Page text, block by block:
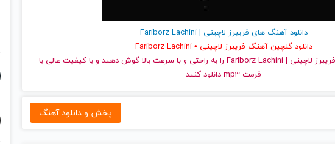
دانلود آهنگ های فریبرز لاچینی | Fariborz Lachini
دانلود گلچین آهنگ فریبرز لاچینی • Fariborz Lachini
و قدیمی فریبرز لاچینی | Fariborz Lachini را به راحتی و با سرعت بالا گوش دهید و با کیفیت عالی با
فرمت mp3 دانلود کنید
پخش و دانلود آهنگ